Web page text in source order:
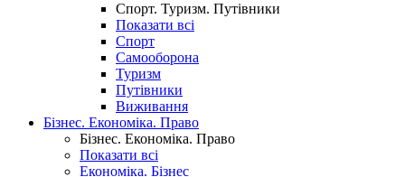
Спорт. Туризм. Путівники
Показати всі
Спорт
Самооборона
Туризм
Путівники
Виживання
Бізнес. Економіка. Право
Бізнес. Економіка. Право
Показати всі
Економіка. Бізнес